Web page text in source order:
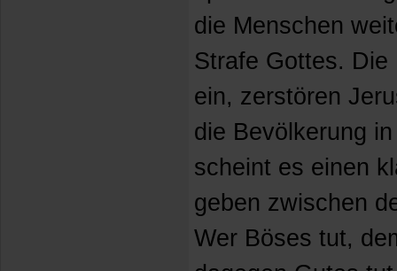
die Menschen
Strafe Gottes. Die
ein, zerstören
die Bevölkerung
scheint es einen
geben zwischen
Wer Böses tut,